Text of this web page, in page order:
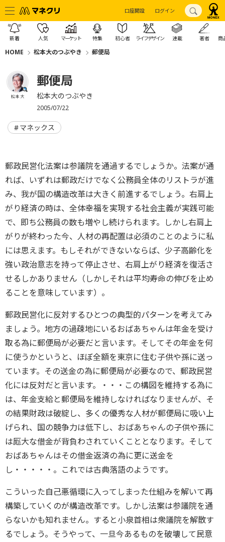
口座開設 ログイン
新着 人気 マーケット 特集 初心者 ライフデザイン 連載 著者 商
HOME 松本大のつぶやき 郵便局
松本 大
郵便局
松本大のつぶやき
2005/07/22
マネックス
郵政民営化法案は参議院を通過するでしょうか。法案が通
れば、いずれは郵政だけでなく公務員全体のリストラが進
み、我が国の構造改革は大きく前進するでしょう。右肩上
がり経済の時は、全体幸福を実現する社会主義が実践可能
で、即ち公務員の数も増やし続けられます。しかし右肩上
がりが終わった今、人材の再配置は必須のことのように私
には思えます。もしそれができないならば、少子高齢化を
強い政治意志を持って停止させ、右肩上がり経済を復活さ
せるしかありません（しかしそれは平均寿命の伸びを止め
ることを意味しています）。
郵政民営化に反対するひとつの典型的パターンを考えてみ
ましょう。地方の過疎地にいるおばあちゃんは年金を受け
取る為に郵便局が必要だと言います。そしてその年金を何
に使うかというと、ほぼ全額を東京に住む子供や孫に送っ
ています。その送金の為に郵便局が必要なので、郵政民営
化には反対だと言います。・・・この構図を維持する為に
は、年金支給と郵便局を維持しなければなりませんが、そ
の結果財政は破綻し、多くの優秀な人材が郵便局に吸い上
げられ、国の競争力は低下し、おばあちゃんの子供や孫に
は厖大な借金が背負わされていくこととなります。そして
おばあちゃんはその借金返済の為に更に送金を
し・・・・・。これでは古典落語のようです。
こういった自己悪循環に入ってしまった仕組みを解いて再
構築していくのが構造改革です。しかし法案は参議院を通
らないかも知れません。すると小泉首相は衆議院を解散す
るでしょう。そうやって、一旦今あるものを破壊して民意